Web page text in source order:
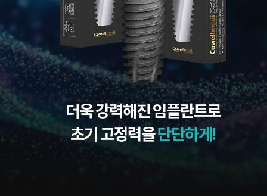
더욱 강력해진 임플란트로
초기 고정력을단단하게!